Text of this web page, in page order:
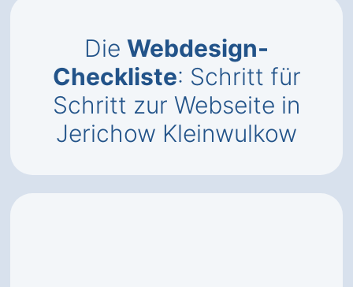
Die Webdesign-
Checkliste: Schritt für
Schritt zur Webseite in
Jerichow Kleinwulkow